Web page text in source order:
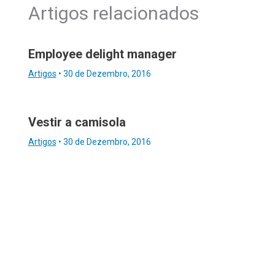
Artigos relacionados
Employee delight manager
Artigos • 30 de Dezembro, 2016
Vestir a camisola
Artigos • 30 de Dezembro, 2016